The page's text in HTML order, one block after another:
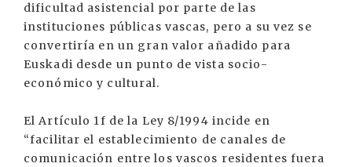
dificultad asistencial por parte de las
instituciones públicas vascas, pero a su vez se
convertiría en un gran valor añadido para
Euskadi desde un punto de vista socio-
económico y cultural.
El Artículo 1f de la Ley 8/1994 incide en
“facilitar el establecimiento de canales de
comunicación entre los vascos residentes fuera